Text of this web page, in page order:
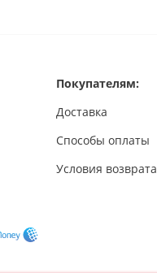
Покупателям:
Доставка
Способы оплаты
Условия возврата